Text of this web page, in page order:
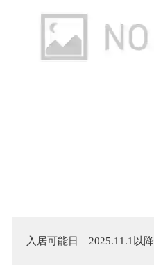
入居可能日　2025.11.1以降